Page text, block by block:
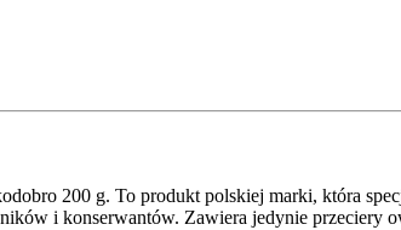
200 g. To produkt polskiej marki, która
i konserwantów. Zawiera jedynie